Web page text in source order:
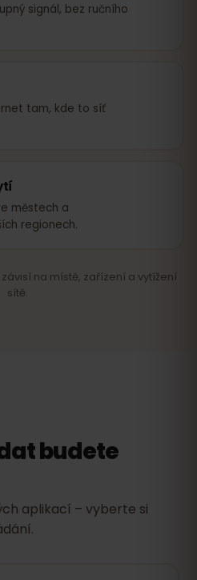
signál, bez ručního
tam, kde to síť
městech a
regionech.
na místě, zařízení a vytížení
sítě.
budete
aplikací – vyberte si